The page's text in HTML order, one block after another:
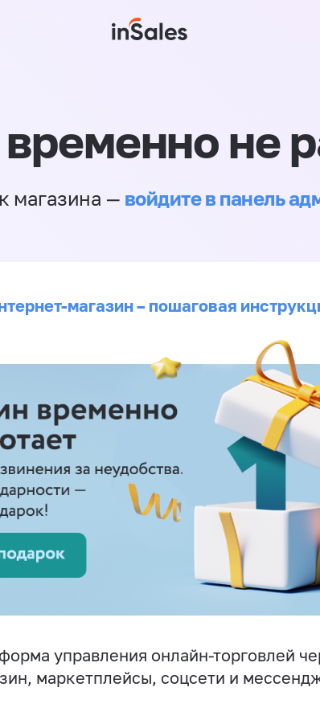
не
магазина — войдите в панель
магазин – пошаговая
управления онлайн-торговлей
маркетплейсы, соцсети и